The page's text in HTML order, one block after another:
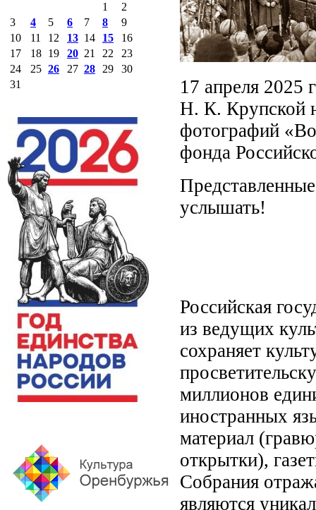
1
2
3
4 5 6 7 8
9
10
11 12 13 14 15
16
17
18 19 20 21 22
23
24
25 26 27 28 29
30
31
17 апреля 2025
Н. К. Крупской
фотографий
фонда
услышать!
Российская
из ведущих
сохраняет
миллионов
иностранных
материал
открытки),
Собрания
являются